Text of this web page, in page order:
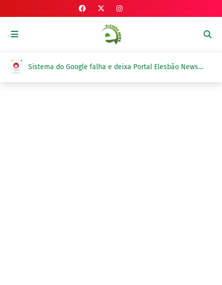
Sistema do Google falha e deixa Portal Elesbão News